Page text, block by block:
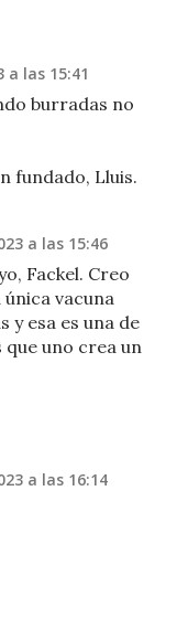
a las 15:41
burradas no
fundado, Lluis.
a las 15:46
Fackel. Creo
única vacuna
y esa es una de
uno crea un
a las 16:14